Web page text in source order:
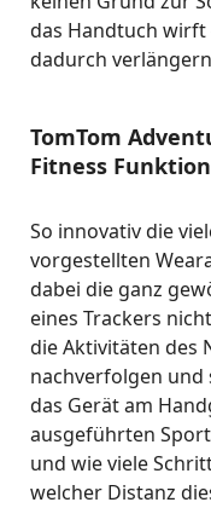
das Handtuch wirft
dadurch
TomTom
Fitness
So innovativ die
vorgestellten
dabei die ganz
eines Trackers
die Aktivitäten des
nachverfolgen und
das Gerät am
ausgeführten
und wie viele
welcher Distanz